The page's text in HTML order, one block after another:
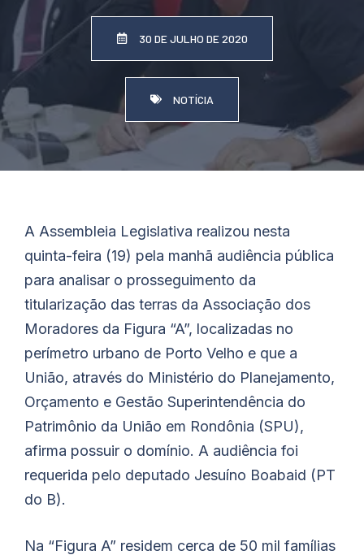
30 DE JULHO DE 2020
NOTÍCIA
A Assembleia Legislativa realizou nesta
quinta-feira (19) pela manhã audiência pública
para analisar o prosseguimento da
titularização das terras da Associação dos
Moradores da Figura “A”, localizadas no
perímetro urbano de Porto Velho e que a
União, através do Ministério do Planejamento,
Orçamento e Gestão Superintendência do
Patrimônio da União em Rondônia (SPU),
afirma possuir o domínio. A audiência foi
requerida pelo deputado Jesuíno Boabaid (PT
do B).
Na “Figura A” residem cerca de 50 mil famílias